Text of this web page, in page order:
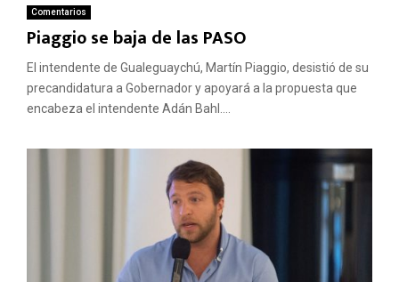
Comentarios
Piaggio se baja de las PASO
El intendente de Gualeguaychú, Martín Piaggio, desistió de su
precandidatura a Gobernador y apoyará a la propuesta que
encabeza el intendente Adán Bahl....